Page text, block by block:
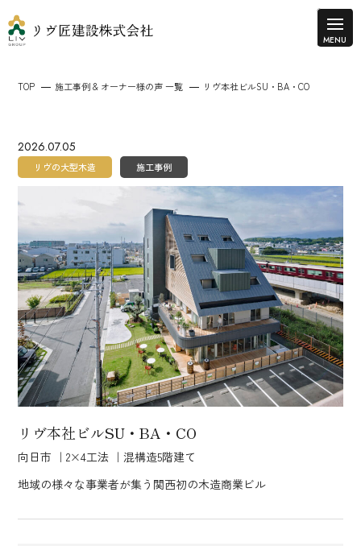
TOP 施工事例 & オーナー様の声 一覧 リヴ本社ビルSU・BA・CO
2026.07.05
リヴの大型木造 施工事例
リヴ本社ビルSU・BA・CO
向日市 ｜2×4工法 ｜混構造5階建て
地域の様々な事業者が集う関西初の木造商業ビル